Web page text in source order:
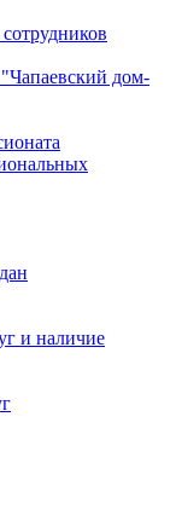
дом-
и наличие